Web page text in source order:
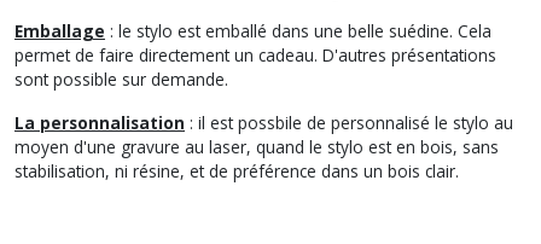
Emballage : le stylo est emballé dans une belle suédine. Cela
permet de faire directement un cadeau. D'autres présentations
sont possible sur demande.
La personnalisation : il est possbile de personnalisé le stylo au
moyen d'une gravure au laser, quand le stylo est en bois, sans
stabilisation, ni résine, et de préférence dans un bois clair.